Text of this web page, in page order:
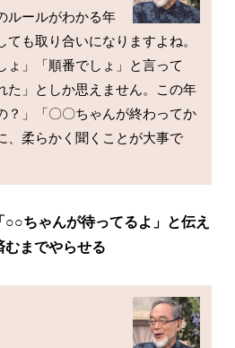
ルールがわかる年
も取り合いになりますよね。
ょ」「順番でしょ」と言って
た」としか思えません。この年
？」「〇〇ちゃんが終わってか
、柔らかく聞くことが大事で
○○ちゃんが待ってるよ」と伝え
むまでやらせる